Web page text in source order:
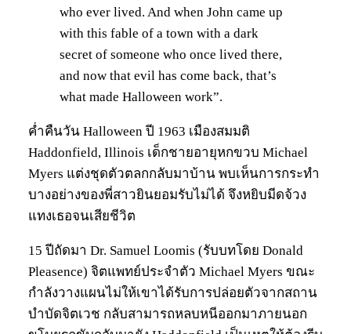
who ever lived. And when John came up
with this fable of a town with a dark
secret of someone who once lived there,
and now that evil has come back, that’s
what made Halloween work”.
ค่ำคืนวัน Halloween ปี 1963 เมืองสมมติ
Haddonfield, Illinois เด็กชายอายุหกขวบ Michael
Myers แต่งชุดตัวตลกกลับมาบ้าน พบเห็นการกระทำ
บางอย่างของพี่สาวยินยอมรับไม่ได้ จึงหยิบมีดจ้วง
แทงเธอจนเสียชีวิต
15 ปีถัดมา Dr. Samuel Loomis (รับบทโดย Donald
Pleasence) จิตแพทย์ประจำตัว Michael Myers ขณะ
กำลังวางแผนไม่ให้เขาได้รับการปล่อยตัวจากสถาน
บำบัดจิตเวช กลับสามารถหลบหนีออกมาภายนอก